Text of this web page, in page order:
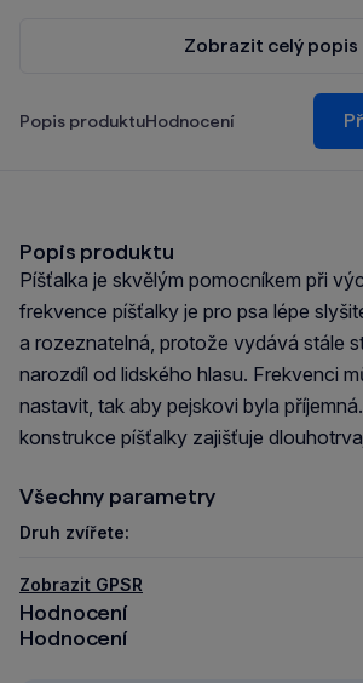
Zobrazit celý popis
Popis produktuHodnocení
Popis produktu
Píšťalka je skvělým pomocníkem při
frekvence píšťalky je pro psa lépe
a rozeznatelná, protože vydává stále
narozdíl od lidského hlasu. Frekvenci
nastavit, tak aby pejskovi byla
konstrukce píšťalky zajišťuje
Všechny parametry
Druh zvířete:
Zobrazit GPSR
Hodnocení
Hodnocení